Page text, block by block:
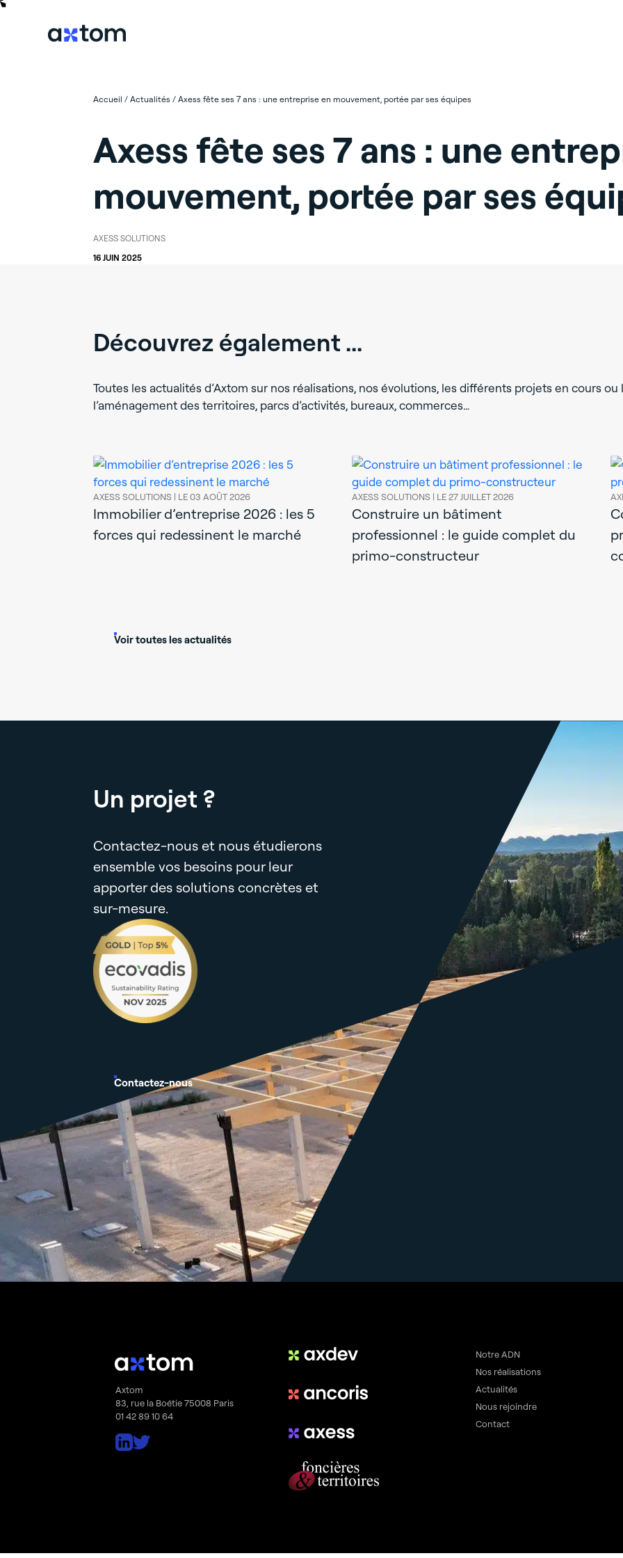
Accueil /Actualités /Axess fête ses 7 ans : une entreprise en mouvement, portée par ses équipes
Axess fête ses 7 ans : une
mouvement, portée par ses
AXESS SOLUTIONS
16 JUIN 2025
Découvrez également ...
Toutes les actualités d’Axtom sur nos réalisations, nos évolutions, les différents projets en cours ou
l’aménagement des territoires, parcs d’activités, bureaux, commerces…
AXESS SOLUTIONS | LE 03 AOÛT 2026
Immobilier d’entreprise 2026 : les 5
forces qui redessinent le marché
AXESS SOLUTIONS | LE 27 JUILLET 2026
Construire un bâtiment
professionnel : le guide complet du
primo-constructeur
Voir toutes les actualités
Un projet ?
Contactez-nous et nous étudierons
ensemble vos besoins pour leur
apporter des solutions concrètes et
sur-mesure.
Contactez-nous
Axtom
83, rue la Boétie 75008 Paris
01 42 89 10 64
Notre ADN
Nos réalisations
Actualités
Nous rejoindre
Contact